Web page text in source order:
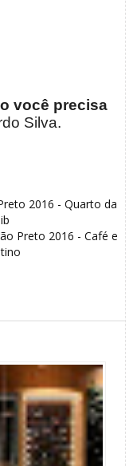
você precisa
Silva.
2016 - Quarto da
Preto 2016 - Café e